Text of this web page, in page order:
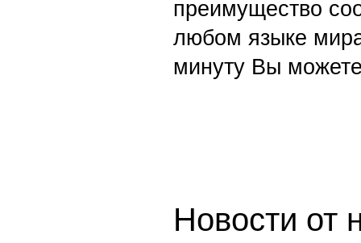
преимущество
любом языке
минуту Вы
Новости от